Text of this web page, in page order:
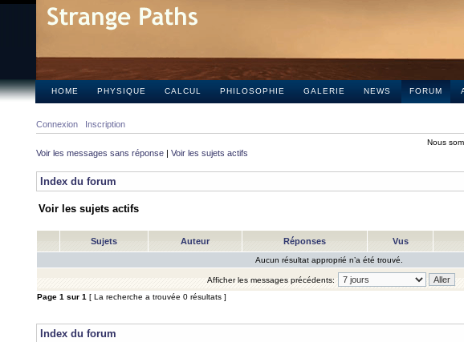
HOME PHYSIQUE CALCUL PHILOSOPHIE GALERIE NEWS FORUM
Connexion Inscription
Nous
Voir les messages sans réponse | Voir les sujets actifs
Index du forum
Voir les sujets actifs
Sujets Auteur Réponses Vus
Aucun résultat approprié n’a été trouvé.
Afficher les messages précédents:
Page 1 sur 1 [ La recherche a trouvée 0 résultats ]
Index du forum